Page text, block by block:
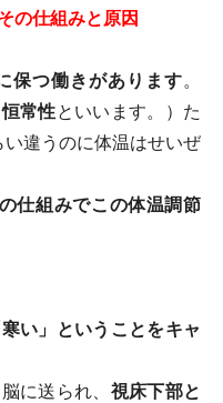
の仕組みと原因
保つ働きがあります。
恒常性といいます。）た
違うのに体温はせいぜ
仕組みでこの体温調節
い」ということをキャ
に送られ、 視床下部と